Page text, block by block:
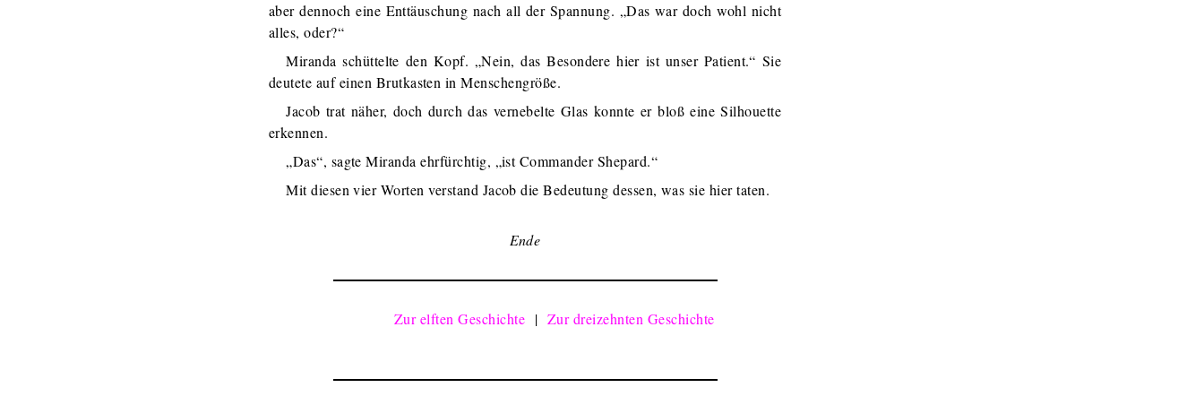
aber dennoch eine Enttäuschung nach all der Spannung. „Das war doch wohl nicht
alles, oder?“
Miranda schüttelte den Kopf. „Nein, das Besondere hier ist unser Patient.“ Sie
deutete auf einen Brutkasten in Menschengröße.
Jacob trat näher, doch durch das vernebelte Glas konnte er bloß eine Silhouette
erkennen.
„Das“, sagte Miranda ehrfürchtig, „ist Commander Shepard.“
Mit diesen vier Worten verstand Jacob die Bedeutung dessen, was sie hier taten.
Ende
Zur elften Geschichte | Zur dreizehnten Geschichte